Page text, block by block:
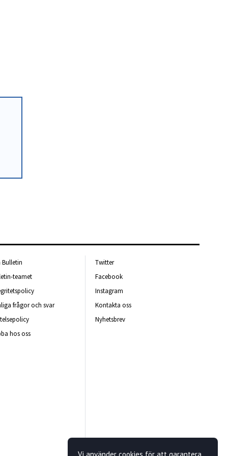
Bulletin
teamet
frågor och svar
hos oss
Twitter
Facebook
Instagram
Kontakta oss
Nyhetsbrev